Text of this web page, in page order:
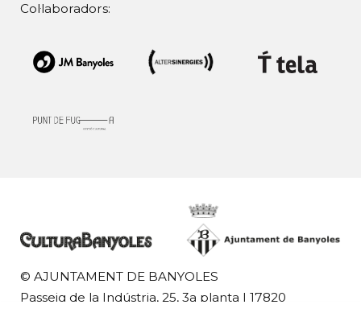
Col·laboradors:
© AJUNTAMENT DE BANYOLES
Passeig de la Indústria, 25, 3a planta | 17820